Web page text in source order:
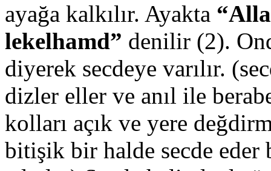
ayağa kalkılır. Ayakta
lekelhamd” denilir (2).
diyerek secdeye varılır.
dizler eller ve anıl ile
kolları açık ve yere
bitişik bir halde secde eder